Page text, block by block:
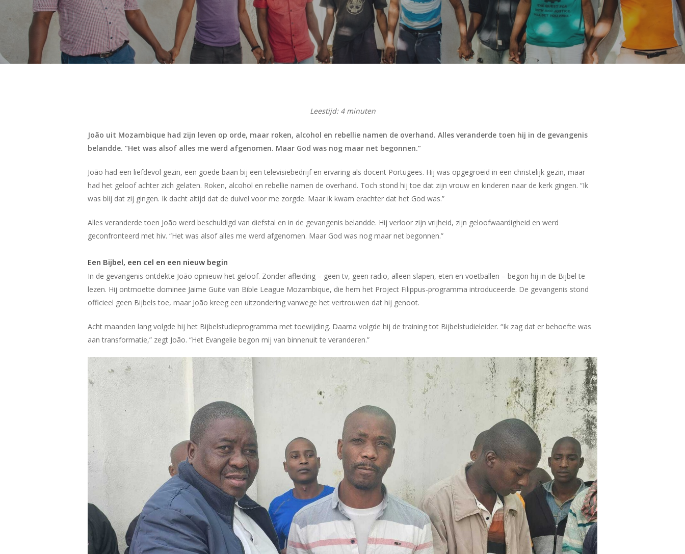
Hit enter to search or ESC to close
Leestijd: 4 minuten
João uit Mozambique had zijn leven op orde, maar roken, alcohol en rebellie namen de overhand. Alles veranderde toen hij in de gevangenis
belandde. “Het was alsof alles me werd afgenomen. Maar God was nog maar net begonnen.”
João had een liefdevol gezin, een goede baan bij een televisiebedrijf en ervaring als docent Portugees. Hij was opgegroeid in een christelijk gezin, maar
had het geloof achter zich gelaten. Roken, alcohol en rebellie namen de overhand. Toch stond hij toe dat zijn vrouw en kinderen naar de kerk gingen. “Ik
was blij dat zij gingen. Ik dacht altijd dat de duivel voor me zorgde. Maar ik kwam erachter dat het God was.”
Alles veranderde toen João werd beschuldigd van diefstal en in de gevangenis belandde. Hij verloor zijn vrijheid, zijn geloofwaardigheid en werd
geconfronteerd met hiv. “Het was alsof alles me werd afgenomen. Maar God was nog maar net begonnen.”
Een Bijbel, een cel en een nieuw begin
In de gevangenis ontdekte João opnieuw het geloof. Zonder afleiding – geen tv, geen radio, alleen slapen, eten en voetballen – begon hij in de Bijbel te
lezen. Hij ontmoette dominee Jaime Guite van Bible League Mozambique, die hem het Project Filippus-programma introduceerde. De gevangenis stond
officieel geen Bijbels toe, maar João kreeg een uitzondering vanwege het vertrouwen dat hij genoot.
Acht maanden lang volgde hij het Bijbelstudieprogramma met toewijding. Daarna volgde hij de training tot Bijbelstudieleider. “Ik zag dat er behoefte was
aan transformatie,” zegt João. “Het Evangelie begon mij van binnenuit te veranderen.”